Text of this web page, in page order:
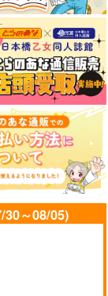
30～08/05)